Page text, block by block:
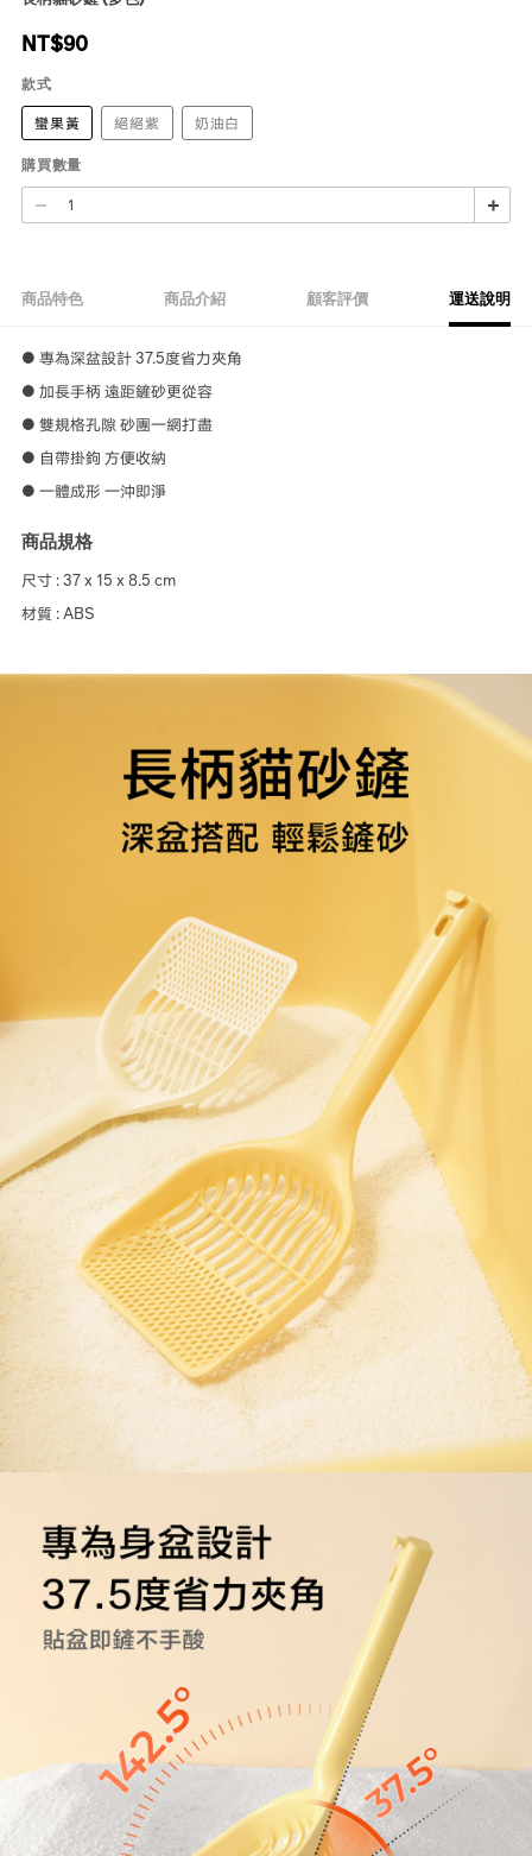
NT$90
款式
蠻果黃
絕絕紫 奶油白
購買數量
商品特色 商品介紹 顧客評價 運送說明
● 專為深盆設計 37.5度省力夾角
● 加長手柄 遠距鏟砂更從容
● 雙規格孔隙 砂團一網打盡
● 自帶掛鉤 方便收納
● 一體成形 一沖即淨
商品規格
尺寸 : 37 x 15 x 8.5 cm
材質 : ABS